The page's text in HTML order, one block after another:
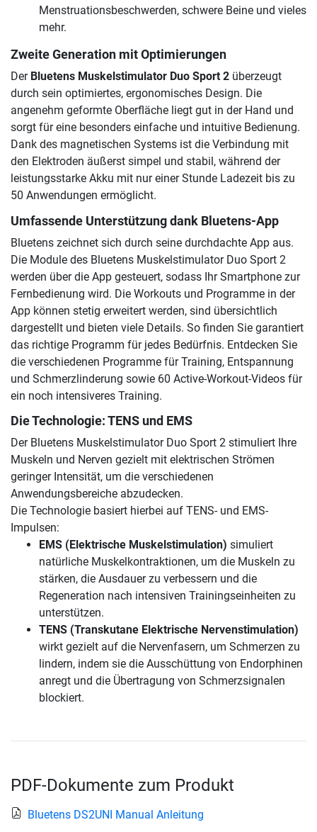
Menstruationsbeschwerden, schwere Beine und vieles
mehr.
Zweite Generation mit Optimierungen
Der Bluetens Muskelstimulator Duo Sport 2 überzeugt
durch sein optimiertes, ergonomisches Design. Die
angenehm geformte Oberfläche liegt gut in der Hand und
sorgt für eine besonders einfache und intuitive Bedienung.
Dank des magnetischen Systems ist die Verbindung mit
den Elektroden äußerst simpel und stabil, während der
leistungsstarke Akku mit nur einer Stunde Ladezeit bis zu
50 Anwendungen ermöglicht.
Umfassende Unterstützung dank Bluetens-App
Bluetens zeichnet sich durch seine durchdachte App aus.
Die Module des Bluetens Muskelstimulator Duo Sport 2
werden über die App gesteuert, sodass Ihr Smartphone zur
Fernbedienung wird. Die Workouts und Programme in der
App können stetig erweitert werden, sind übersichtlich
dargestellt und bieten viele Details. So finden Sie garantiert
das richtige Programm für jedes Bedürfnis. Entdecken Sie
die verschiedenen Programme für Training, Entspannung
und Schmerzlinderung sowie 60 Active-Workout-Videos für
ein noch intensiveres Training.
Die Technologie: TENS und EMS
Der Bluetens Muskelstimulator Duo Sport 2 stimuliert Ihre
Muskeln und Nerven gezielt mit elektrischen Strömen
geringer Intensität, um die verschiedenen
Anwendungsbereiche abzudecken.
Die Technologie basiert hierbei auf TENS- und EMS-
Impulsen:
EMS (Elektrische Muskelstimulation) simuliert
natürliche Muskelkontraktionen, um die Muskeln zu
stärken, die Ausdauer zu verbessern und die
Regeneration nach intensiven Trainingseinheiten zu
unterstützen.
TENS (Transkutane Elektrische Nervenstimulation)
wirkt gezielt auf die Nervenfasern, um Schmerzen zu
lindern, indem sie die Ausschüttung von Endorphinen
anregt und die Übertragung von Schmerzsignalen
blockiert.
PDF-Dokumente zum Produkt
Bluetens DS2UNI Manual Anleitung